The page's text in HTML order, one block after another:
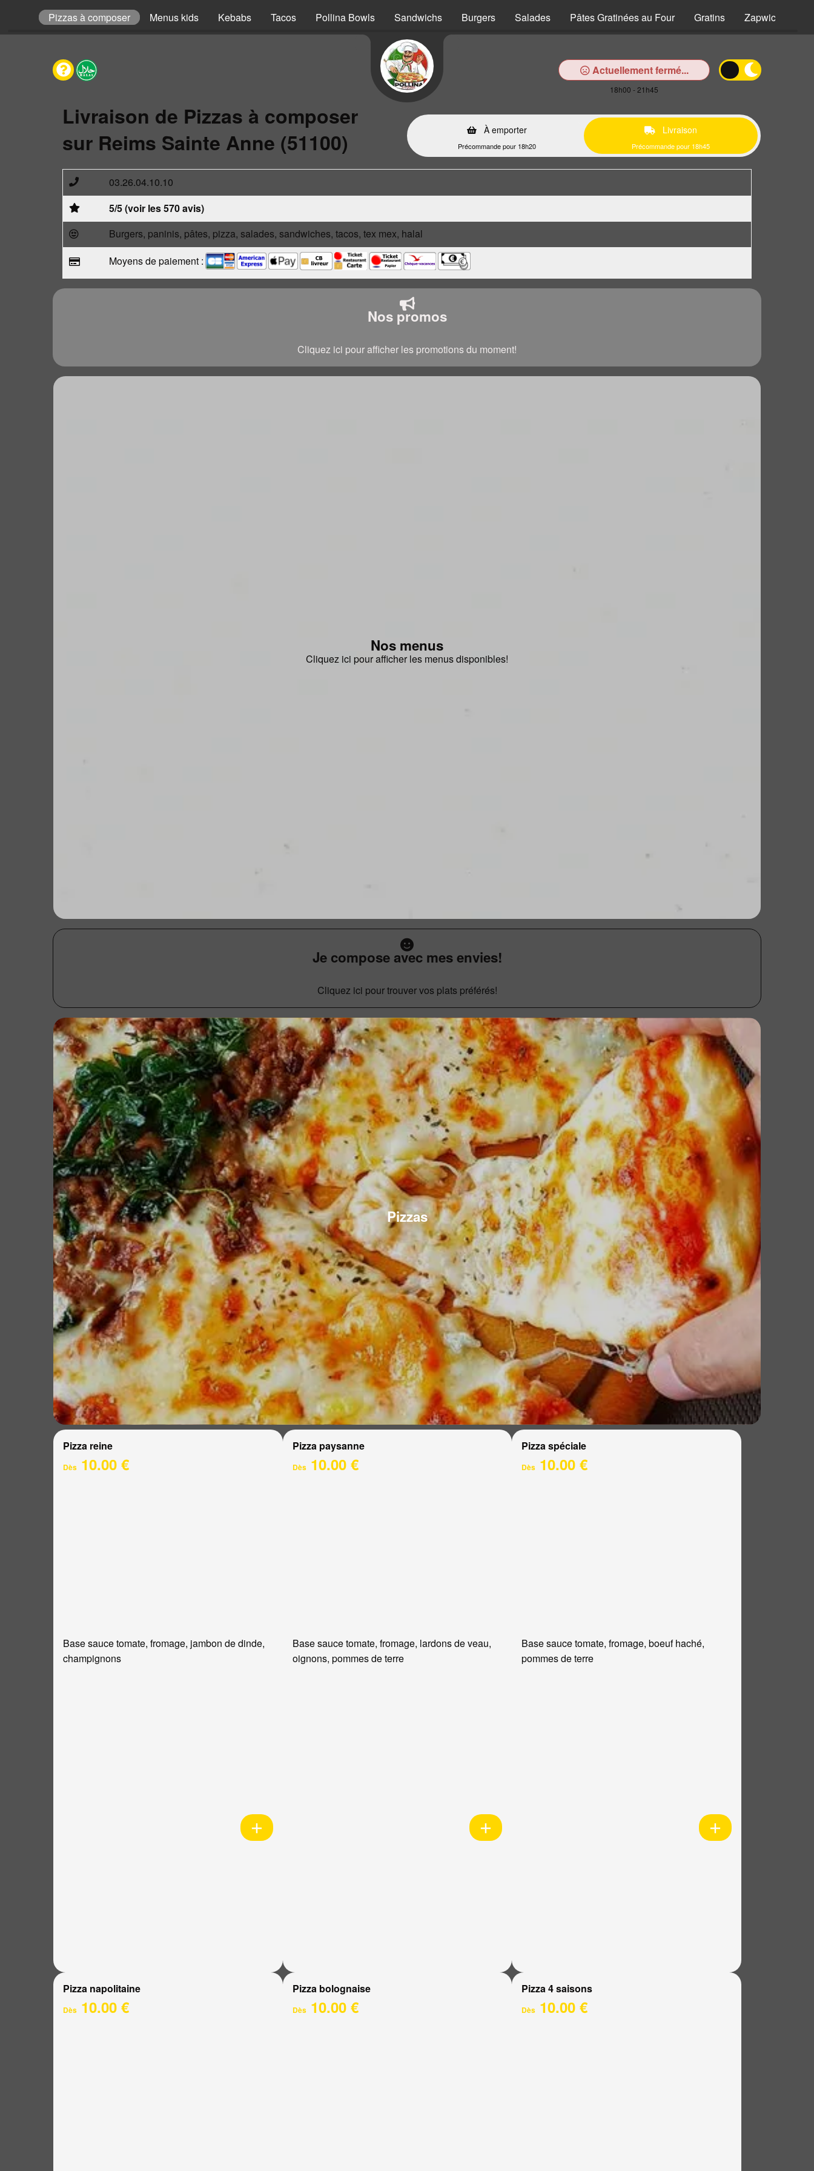
Pizzas à composer Menus kids Kebabs Tacos Pollina Bowls Sandwichs Burgers Salades Pâtes Gratinées au Four Gratins Zapwiches
Actuellement fermé...
18h00 - 21h45
Livraison de Pizzas à composer
sur Reims Sainte Anne (51100)
À emporter
Précommande pour 18h20
Livraison
Précommande pour 18h45
03.26.04.10.10
5/5 (voir les 570 avis)
Burgers, paninis, pâtes, pizza, salades, sandwiches, tacos, tex mex, halal
Moyens de paiement :
Nos promos
Cliquez ici pour afficher les promotions du moment!
Nos menus
Cliquez ici pour afficher les menus disponibles!
Je compose avec mes envies!
Cliquez ici pour trouver vos plats préférés!
Pizzas
Pizza reine
Dès 10.00 €
Base sauce tomate, fromage, jambon de dinde,
champignons
Pizza paysanne
Dès10.00 €
Base sauce tomate, fromage, lardons de veau,
oignons, pommes de terre
Pizza spéciale
Dès 10.00 €
Base sauce tomate, fromage, boeuf haché,
pommes de terre
Pizza napolitaine
Dès 10.00 €
Pizza bolognaise
Dès10.00 €
Pizza 4 saisons
Dès 10.00 €